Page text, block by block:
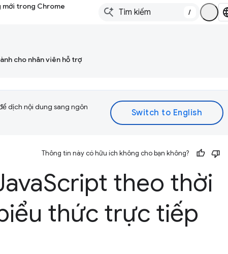
mới trong Chrome
/
cho nhân viên hỗ trợ
dịch nội dung sang ngôn
Thông tin này có hữu ích không cho bạn không?
Script theo thời
thức trực tiếp